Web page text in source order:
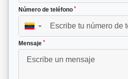
Número de teléfono *
▼
Mensaje *